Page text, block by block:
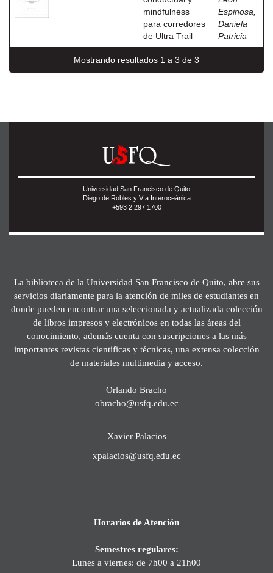
mindfulness
para corredores
de Ultra Trail
Espinosa,
Daniela
Patricia
Mostrando resultados 1 a 3 de 3
Universidad San Francisco de Quito
Diego de Robles y Vía Interoceánica
+593 2 297 1700
La biblioteca de la Universidad San Francisco de Quito, abre sus
servicios diariamente para la atención de miles de estudiantes en
donde pueden encontrar una seleccionada y actualizada colección
de libros impresos y electrónicos en todas las áreas del
conocimiento, además cuenta con suscripciones a las más
importantes revistas científicas y técnicas, una extensa colección
de materiales multimedia y acceso.
Orlando Bracho
obracho@usfq.edu.ec
Xavier Palacios
xpalacios@usfq.edu.ec
Horarios de Atención
Semestres regulares:
Lunes a viernes: de 7h00 a 21h00